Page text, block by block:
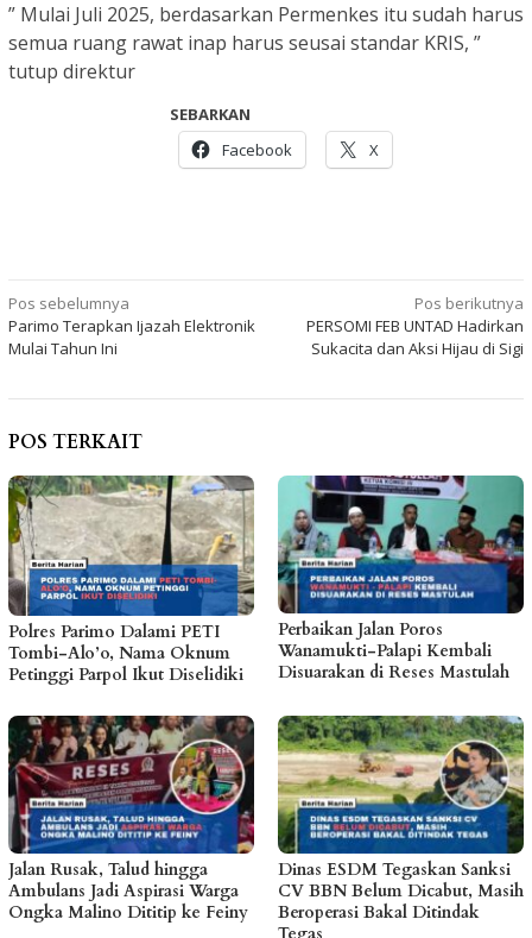
” Mulai Juli 2025, berdasarkan Permenkes itu sudah harus
semua ruang rawat inap harus seusai standar KRIS, ”
tutup direktur
SEBARKAN
Facebook
X
Navigasi
pos
Pos sebelumnya
Parimo Terapkan Ijazah Elektronik
Mulai Tahun Ini
Pos berikutnya
PERSOMI FEB UNTAD Hadirkan
Sukacita dan Aksi Hijau di Sigi
POS TERKAIT
Polres Parimo Dalami PETI
Tombi-Alo’o, Nama Oknum
Petinggi Parpol Ikut Diselidiki
Perbaikan Jalan Poros
Wanamukti-Palapi Kembali
Disuarakan di Reses Mastulah
Jalan Rusak, Talud hingga
Ambulans Jadi Aspirasi Warga
Ongka Malino Dititip ke Feiny
Dinas ESDM Tegaskan Sanksi
CV BBN Belum Dicabut, Masih
Beroperasi Bakal Ditindak
Tegas